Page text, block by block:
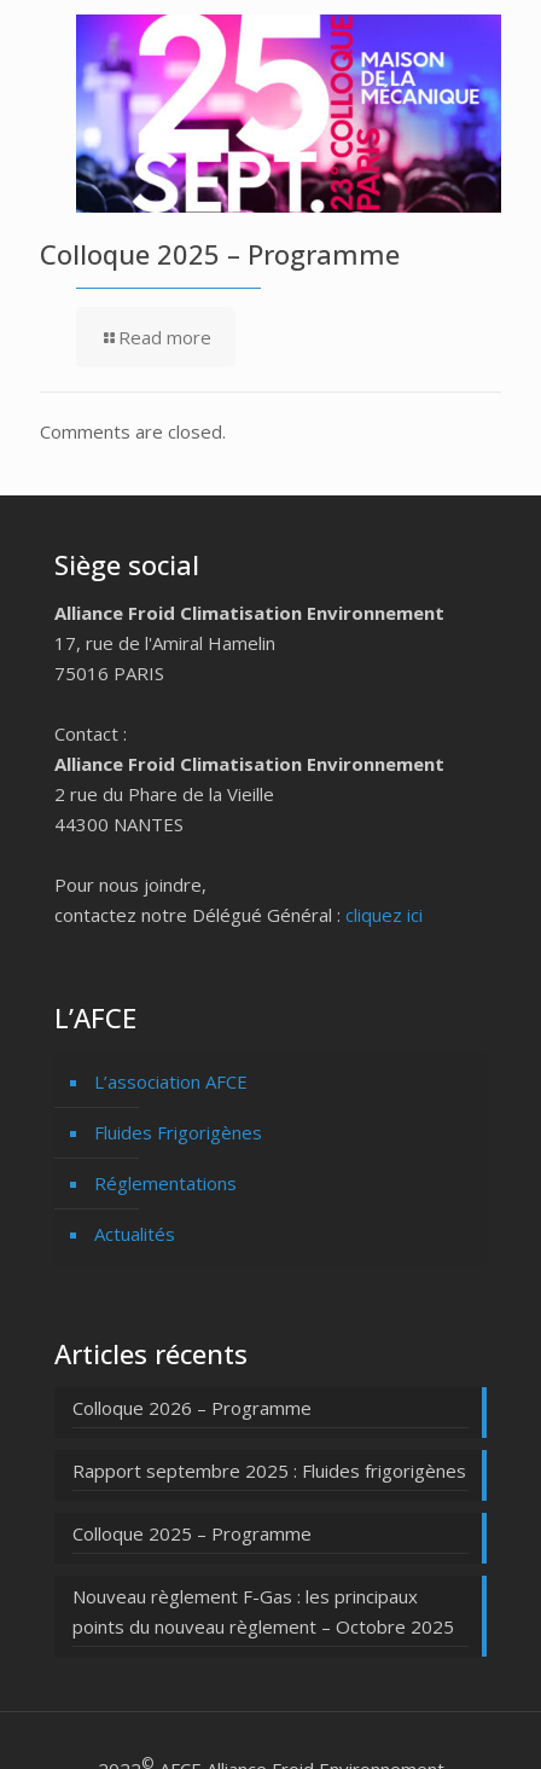
Colloque 2025 – Programme
Read more
Comments are closed.
Siège social
Alliance Froid Climatisation Environnement
17, rue de l'Amiral Hamelin
75016 PARIS
Contact :
Alliance Froid Climatisation Environnement
2 rue du Phare de la Vieille
44300 NANTES
Pour nous joindre,
contactez notre Délégué Général : cliquez ici
L’AFCE
L’association AFCE
Fluides Frigorigènes
Réglementations
Actualités
Articles récents
Colloque 2026 – Programme
Rapport septembre 2025 : Fluides frigorigènes
Colloque 2025 – Programme
Nouveau règlement F-Gas : les principaux
points du nouveau règlement – Octobre 2025
©